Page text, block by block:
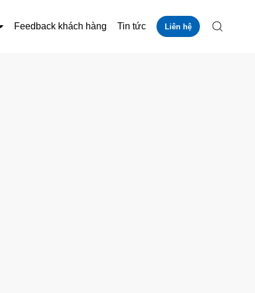
Feedback khách hàng Tin tức Liên hệ